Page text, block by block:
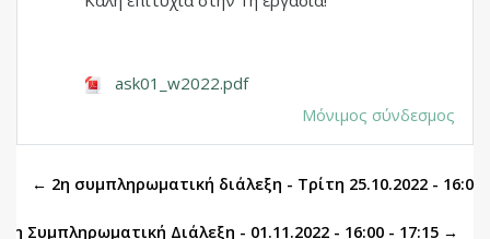
ask01_w2022.pdf
Μόνιμος σύνδεσμος
← 2η συμπληρωματική διάλεξη - Τρίτη 25.10.2022 - 16:00
3η Συμπληρωματική Διάλεξη - 01.11.2022 - 16:00 - 17:15 →